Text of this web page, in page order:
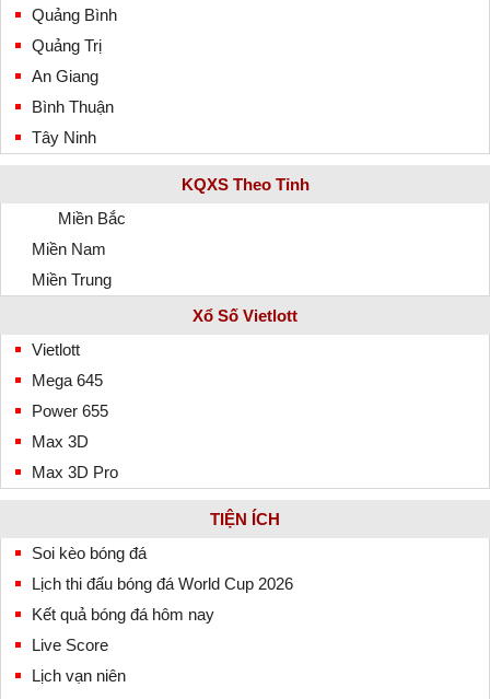
Quảng Bình
Quảng Trị
An Giang
Bình Thuận
Tây Ninh
KQXS Theo Tỉnh
Miền Bắc
Miền Nam
Miền Trung
Xổ Số Vietlott
Vietlott
Mega 645
Power 655
Max 3D
Max 3D Pro
TIỆN ÍCH
Soi kèo bóng đá
Lịch thi đấu bóng đá World Cup 2026
Kết quả bóng đá hôm nay
Live Score
Lịch vạn niên